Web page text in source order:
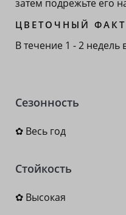
затем подрежьте его
ЦВЕТОЧНЫЙ ФАКТ
В течение 1 - 2 недель
Сезонность
✿ Весь год
Стойкость
✿ Высокая